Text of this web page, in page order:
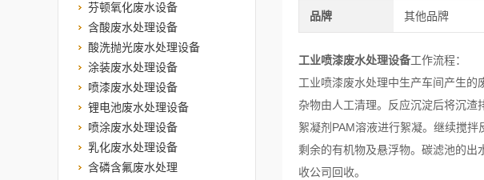
芬顿氧化废水设备
含酸废水处理设备
酸洗抛光废水处理设备
涂装废水处理设备
喷漆废水处理设备
锂电池废水处理设备
喷涂废水处理设备
乳化废水处理设备
含磷含氟废水处理
品牌 其他品牌
工业喷漆废水处理设备工作流程：
工业喷漆废水处理中生产车间产生
杂物由人工清理。反应沉淀后将沉
絮凝剂PAM溶液进行絮凝。继续搅
剩余的有机物及悬浮物。碳滤池的出
收公司回收。